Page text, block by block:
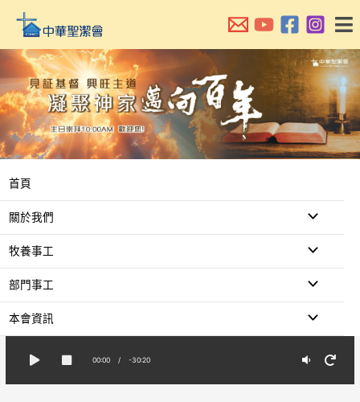
主
內
容
首頁
關於我們
牧養事工
部門事工
本會資訊
00:00 / -30:20